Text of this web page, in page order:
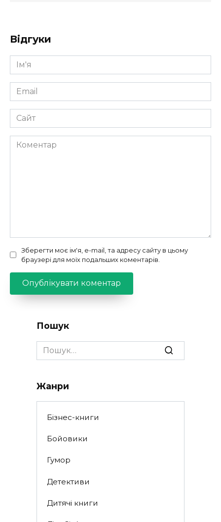
Відгуки
Ім'я
*
Email
*
Сайт
Коментар
Зберегти моє ім'я, e-mail, та адресу сайту в цьому
браузері для моїх подальших коментарів.
Пошук
Search
for:
Жанри
Бізнес-книги
Бойовики
Гумор
Детективи
Дитячі книги